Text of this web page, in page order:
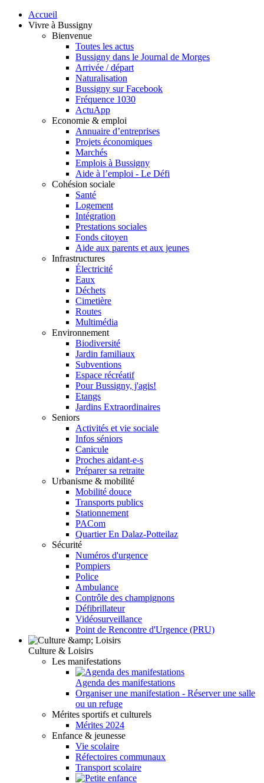
Accueil
Vivre à Bussigny
Bienvenue
Toutes les actus
Bussigny dans le Journal de Morges
Arrivée / départ
Naturalisation
Bussigny sur Facebook
Fréquence 1030
ActuApp
Economie & emploi
Annuaire d’entreprises
Projets économiques
Marchés
Emplois à Bussigny
Aide à l’emploi - Le Défi
Cohésion sociale
Santé
Logement
Intégration
Prestations sociales
Fonds citoyen
Aide aux parents et aux jeunes
Infrastructures
Électricité
Eaux
Déchets
Cimetière
Routes
Multimédia
Environnement
Biodiversité
Jardin familiaux
Subventions
Espace récréatif
Pour Bussigny, j'agis!
Etangs
Jardins Extraordinaires
Seniors
Activités et vie sociale
Infos séniors
Canicule
Proches aidant-e-s
Préparer sa retraite
Urbanisme & mobilité
Mobilité douce
Transports publics
Stationnement
PACom
Quartier En Dalaz-Potteilaz
Sécurité
Numéros d'urgence
Pompiers
Police
Ambulance
Contrôle des champignons
Défibrillateur
Vidéosurveillance
Point de Rencontre d'Urgence (PRU)
Culture & Loisirs
Les manifestations
Agenda des manifestations
Organiser une manifestation - Réserver une salle
ou un refuge
Mérites sportifs et culturels
Mérites 2024
Enfance & jeunesse
Vie scolaire
Réfectoires communaux
Transport scolaire